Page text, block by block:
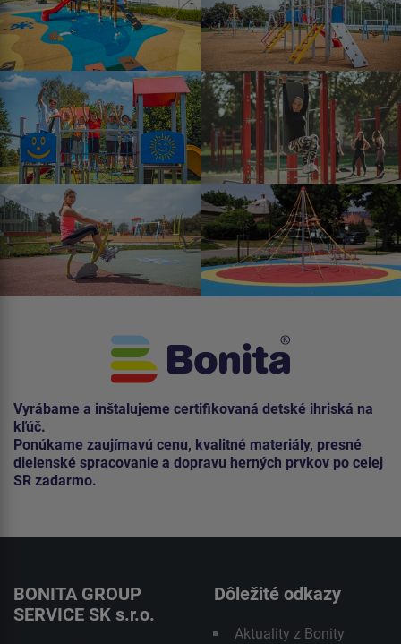
Vyrábame a inštalujeme certifikovaná detské ihriská na
kľúč.
Ponúkame zaujímavú cenu, kvalitné materiály, presné
dielenské spracovanie a dopravu herných prvkov po celej
SR zadarmo.
BONITA GROUP
SERVICE SK s.r.o.
Dôležité odkazy
Aktuality z Bonity